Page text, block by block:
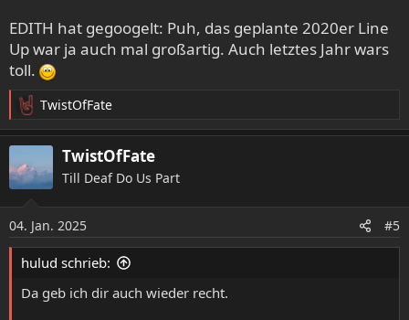
EDITH hat gegoogelt: Puh, das geplante 2020er Line
Up war ja auch mal großartig. Auch letztes Jahr wars
toll.
R
e
a
k
t
n
e
n
TwistOfFate
TwistOfFate
Till Deaf Do Us Part
04. Jan. 2025 #5
hulud schrieb:
Da geb ich dir auch wieder recht.